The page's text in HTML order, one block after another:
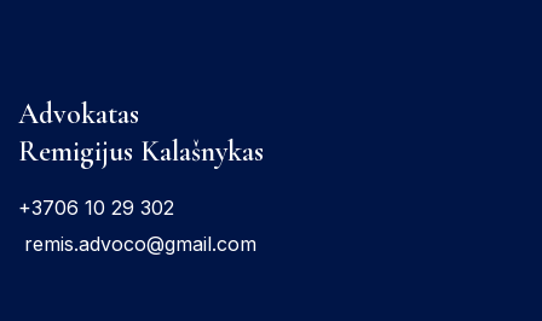
Advokatas
Remigijus Kalašnykas
+3706 10 29 302
remis.advoco@gmail.com